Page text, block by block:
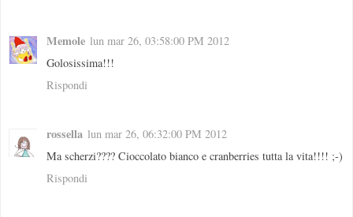
Memole lun mar 26, 03:58:00 PM 2012
Golosissima!!!
Rispondi
rossella lun mar 26, 06:32:00 PM 2012
Ma scherzi???? Cioccolato bianco e cranberries tutta la vita!!!! ;-)
Rispondi